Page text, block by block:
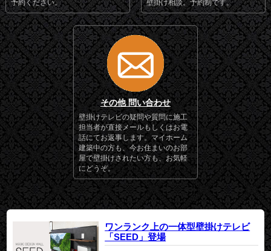
予約ください。 壁掛け相談。予約制です。
その他 問い合わせ
壁掛けテレビの疑問や質問に施工
担当者が直接メールもしくはお電
話にてお返事します。マイホーム
建築中の方も、今お住まいのお部
屋で壁掛けされたい方も、お気軽
にどうぞ。
ワンランク上の一体型壁掛けテレビ
「SEED」登場